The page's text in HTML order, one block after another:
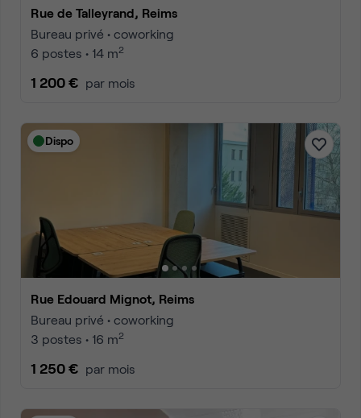
Rue de Talleyrand, Reims
Bureau privé • coworking
6 postes • 14 m2
1 200 € par mois
Dispo
Rue Edouard Mignot, Reims
Bureau privé • coworking
3 postes • 16 m2
1 250 € par mois